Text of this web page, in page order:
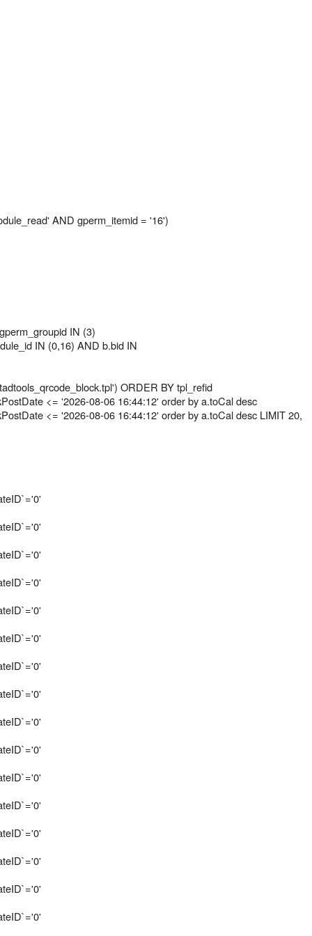
AND gperm_itemid = '16')
IN (3)
IN (0,16) AND b.bid IN
ORDER BY tpl_refid
<= '2026-08-06 16:44:12' order by a.toCal desc
<= '2026-08-06 16:44:12' order by a.toCal desc LIMIT 20,